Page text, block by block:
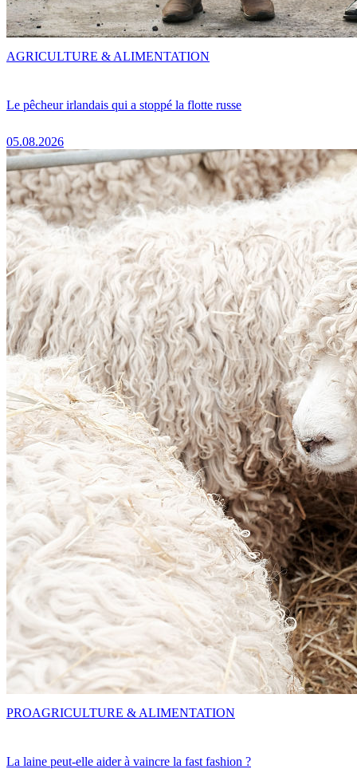
Le pêcheur irlandais qui a stoppé la flotte russe
05.08.2026
AGRICULTURE & ALIMENTATION
La laine peut-elle aider à vaincre la fast fashion ?
PROAGRICULTURE & ALIMENTATION